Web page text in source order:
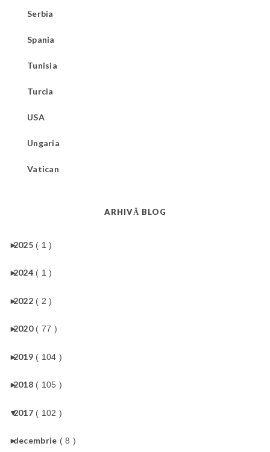
Serbia
Spania
Tunisia
Turcia
USA
Ungaria
Vatican
ARHIVĂ BLOG
►
2025 ( 1 )
►
2024 ( 1 )
►
2022 ( 2 )
►
2020 ( 77 )
►
2019 ( 104 )
►
2018 ( 105 )
▼
2017 ( 102 )
►
decembrie ( 8 )